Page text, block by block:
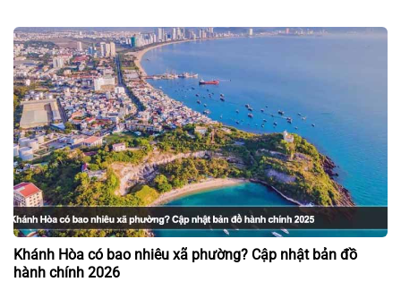
Khánh Hòa có bao nhiêu xã phường? Cập nhật bản đồ
hành chính 2026